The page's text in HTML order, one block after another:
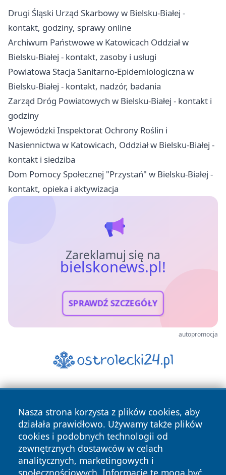
Drugi Śląski Urząd Skarbowy w Bielsku-Białej -
kontakt, godziny, sprawy online
Archiwum Państwowe w Katowicach Oddział w
Bielsku-Białej - kontakt, zasoby i usługi
Powiatowa Stacja Sanitarno-Epidemiologiczna w
Bielsku-Białej - kontakt, nadzór, badania
Zarząd Dróg Powiatowych w Bielsku-Białej - kontakt i
godziny
Wojewódzki Inspektorat Ochrony Roślin i
Nasiennictwa w Katowicach, Oddział w Bielsku-Białej -
kontakt i siedziba
Dom Pomocy Społecznej "Przystań" w Bielsku-Białej -
kontakt, opieka i aktywizacja
Zareklamuj się na
bielskonews.pl!
SPRAWDŹ SZCZEGÓŁY
autopromocja
Nasza strona korzysta z plików cookies, aby
działała prawidłowo. Używamy także plików
cookies i podobnych technologii od
zewnętrznych dostawców w celach
analitycznych, marketingowych i
społecznościowych. Informacje te mogą być
Copyright © 2026 bielskonews.pl Wszystkie prawa
zastrzeżone.